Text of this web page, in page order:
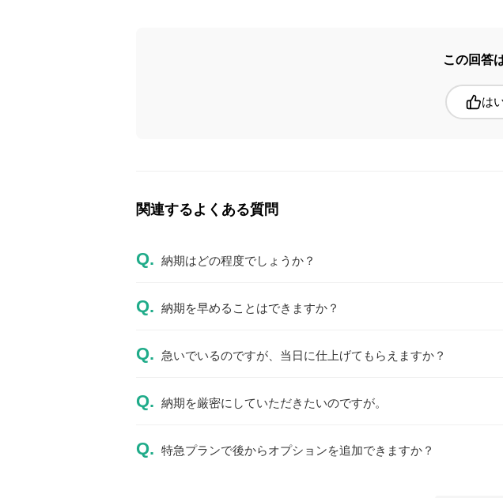
この回答
は
関連するよくある質問
Q. 納期はどの程度でしょうか？
Q. 納期を早めることはできますか？
Q. 急いでいるのですが、当日に仕上げてもらえますか？
Q. 納期を厳密にしていただきたいのですが。
Q. 特急プランで後からオプションを追加できますか？